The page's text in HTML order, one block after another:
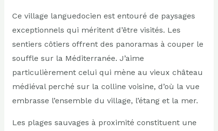
Ce village languedocien est entouré de paysages
exceptionnels qui méritent d’être visités. Les
sentiers côtiers offrent des panoramas à couper le
souffle sur la Méditerranée. J’aime
particulièrement celui qui mène au vieux château
médiéval perché sur la colline voisine, d’où la vue
embrasse l’ensemble du village, l’étang et la mer.
Les plages sauvages à proximité constituent une